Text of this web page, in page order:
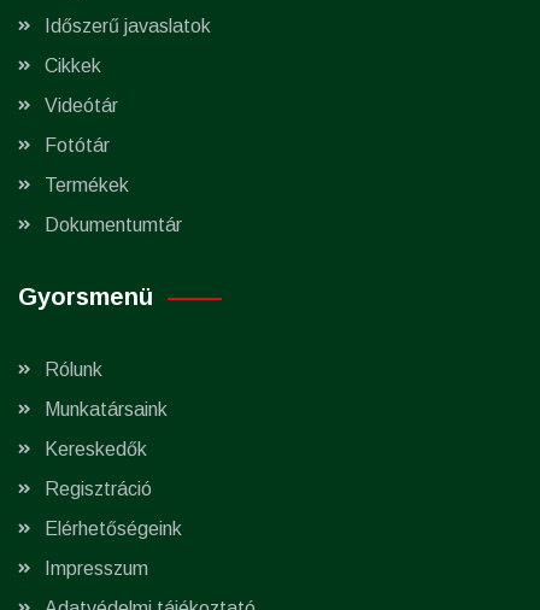
Időszerű javaslatok
Cikkek
Videótár
Fotótár
Termékek
Dokumentumtár
Gyorsmenü
Rólunk
Munkatársaink
Kereskedők
Regisztráció
Elérhetőségeink
Impresszum